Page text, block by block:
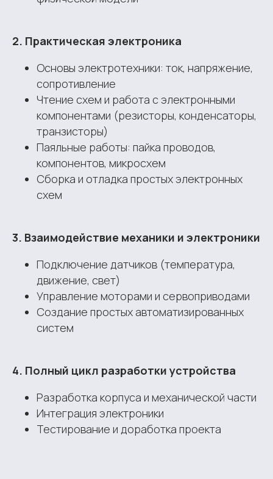
2. Практическая электроника
Основы электротехники: ток, напряжение,
сопротивление
Чтение схем и работа с электронными
компонентами (резисторы, конденсаторы,
транзисторы)
Паяльные работы: пайка проводов,
компонентов, микросхем
Сборка и отладка простых электронных
схем
3. Взаимодействие механики и электроники
Подключение датчиков (температура,
движение, свет)
Управление моторами и сервоприводами
Создание простых автоматизированных
систем
4. Полный цикл разработки устройства
Разработка корпуса и механической части
Интеграция электроники
Тестирование и доработка проекта